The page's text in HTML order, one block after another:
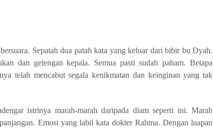
Sepatah dua patah kata yang keluar dari bibir bu Dyah.
dan gelengan kepala. Semua pasti sudah paham. Betapa
telah mencabut segala kenikmatan dan keinginan yang tak
istrinya marah-marah daripada diam seperti ini. Marah
Emosi yang labil kata dokter Rahma. Dengan luapan